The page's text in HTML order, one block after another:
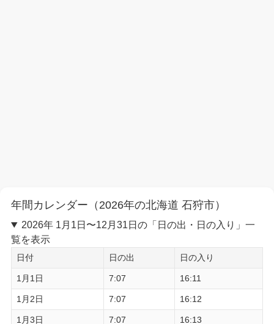
年間カレンダー（2026年の北海道 石狩市）
2026年 1月1日〜12月31日の「日の出・日の入り」一
覧を表示
日付 日の出 日の入り
1月1日 7:07 16:11
1月2日 7:07 16:12
1月3日 7:07 16:13